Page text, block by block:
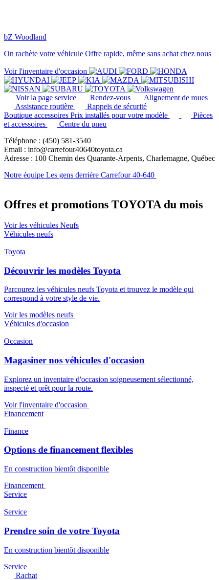
bZ Woodland
On rachète votre véhicule Offre rapide, même sans achat chez nous
Voir l'inventaire d'occasion
Voir la page service Rendez-vous
Alignement de roues
Assistance routière
Rappels de sécurité
Boutique accessoires Prix installés pour votre modèle
Pièces
et accessoires
Centre du pneu
Téléphone : (450) 581-3540
Email : info@carrefour40640toyota.ca
Adresse : 100 Chemin des Quarante-Arpents, Charlemagne, Québec
Notre équipe Les gens derrière Carrefour 40-640
Offres et promotions TOYOTA du mois
Voir les véhicules Neufs
Véhicules neufs
Toyota
Découvrir les modèles Toyota
Parcourez les véhicules neufs Toyota et trouvez le modèle qui
correspond à votre style de vie.
Voir les modèles neufs
Véhicules d'occasion
Occasion
Magasiner nos véhicules d'occasion
Explorez un inventaire d'occasion soigneusement sélectionné,
inspecté et prêt pour la route.
Voir l'inventaire d'occasion
Financement
Finance
Options de financement flexibles
En construction bientôt disponible
Financement
Service
Service
Prendre soin de votre Toyota
En construction bientôt disponible
Service
Rachat